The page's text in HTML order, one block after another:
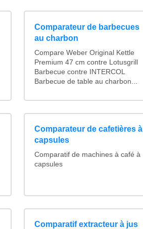
Comparateur de barbecues
au charbon
Compare Weber Original Kettle
Premium 47 cm contre Lotusgrill
Barbecue contre INTERCOL
Barbecue de table au charbon...
Comparateur de cafetières à
capsules
Comparatif de machines à café à
capsules
Comparatif extracteur à jus